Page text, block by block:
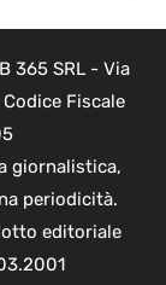
365 SRL - Via
Fiscale
giornalistica,
periodicità.
editoriale